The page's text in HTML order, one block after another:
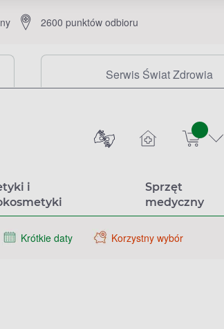
2600 punktów odbioru
Serwis Świat Zdrowia
sztuk
i
Sprzęt
medyczny
Krótkie daty Korzystny wybór